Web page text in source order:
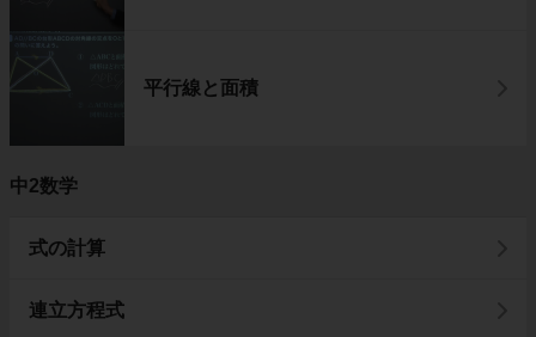
平行線と面積
中2数学
式の計算
連立方程式